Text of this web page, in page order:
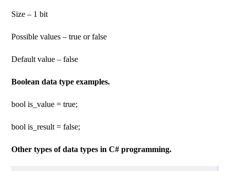
Size – 1 bit
Possible values – true or false
Default value – false
Boolean data type examples.
bool is_value = true;
bool is_result = false;
Other types of data types in C# programming.